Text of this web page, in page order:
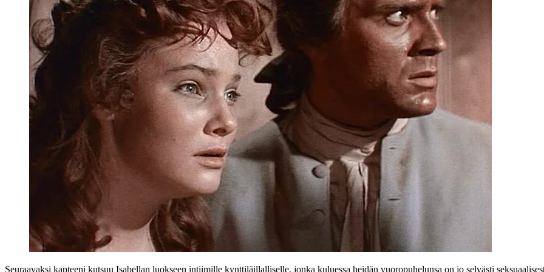
Seuraavaksi kapteeni kutsuu Isabellan luokseen intiimille kynttiläillalliselle, jonka kuluessa heidän vuoropuhelunsa on jo selvästi